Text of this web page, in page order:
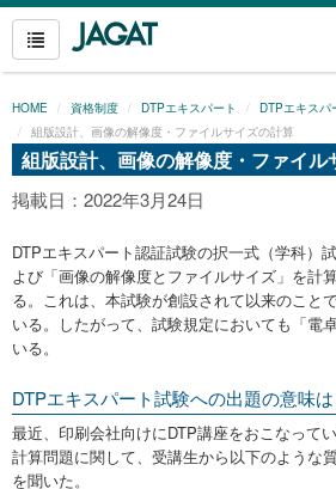
HOME 資格制度 DTPエキスパート
DTPエキスパ
組版設計、画像の解像度・ファイルサイズの計算
組版設計、画像の解像度・ファイル
掲載日：2022年3月24日
DTPエキスパート認証試験の択一式（学科）
よび「画像の解像度とファイルサイズ」を計
る。これは、本試験が創設されて以来のこと
いる。したがって、試験規定においても「電
いる。
DTPエキスパート試験への出題の意味は
最近、印刷会社向けにDTP講座をおこなって
計算問題に関して、受講生から以下のような
を聞いた。